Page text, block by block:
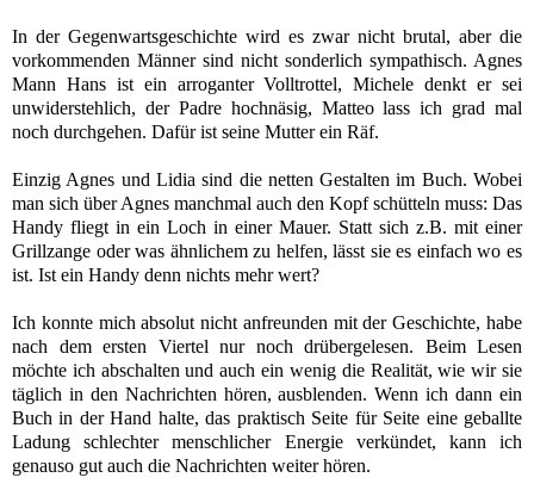
In der Gegenwartsgeschichte wird es zwar nicht brutal, aber die
vorkommenden Männer sind nicht sonderlich sympathisch. Agnes
Mann Hans ist ein arroganter Volltrottel, Michele denkt er sei
unwiderstehlich, der Padre hochnäsig, Matteo lass ich grad mal
noch durchgehen. Dafür ist seine Mutter ein Räf.
Einzig Agnes und Lidia sind die netten Gestalten im Buch. Wobei
man sich über Agnes manchmal auch den Kopf schütteln muss: Das
Handy fliegt in ein Loch in einer Mauer. Statt sich z.B. mit einer
Grillzange oder was ähnlichem zu helfen, lässt sie es einfach wo es
ist. Ist ein Handy denn nichts mehr wert?
Ich konnte mich absolut nicht anfreunden mit der Geschichte, habe
nach dem ersten Viertel nur noch drübergelesen. Beim Lesen
möchte ich abschalten und auch ein wenig die Realität, wie wir sie
täglich in den Nachrichten hören, ausblenden. Wenn ich dann ein
Buch in der Hand halte, das praktisch Seite für Seite eine geballte
Ladung schlechter menschlicher Energie verkündet, kann ich
genauso gut auch die Nachrichten weiter hören.